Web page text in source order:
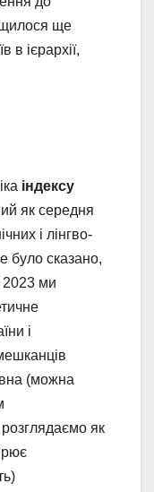
ще
в ієрархії,
індексу
як середня
і лінгво-
було сказано,
2023 ми
і
(можна
як